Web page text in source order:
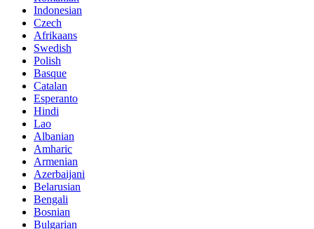
Indonesian
Czech
Afrikaans
Swedish
Polish
Basque
Catalan
Esperanto
Hindi
Lao
Albanian
Amharic
Armenian
Azerbaijani
Belarusian
Bengali
Bosnian
Bulgarian